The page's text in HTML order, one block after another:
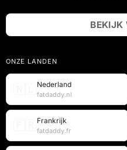
BEKIJK
ONZE LANDEN
Nederland
fatdaddy.nl
Frankrijk
fatdaddy.fr